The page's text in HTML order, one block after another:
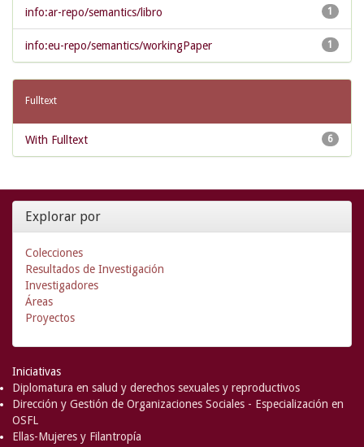
1
info:ar-repo/semantics/libro
1
info:eu-repo/semantics/workingPaper
Fulltext
6
With Fulltext
Explorar por
Colecciones
Resultados de Investigación
Investigadores
Áreas
Proyectos
Iniciativas
Diplomatura en salud y derechos sexuales y reproductivos
Dirección y Gestión de Organizaciones Sociales - Especialización en
OSFL
Ellas-Mujeres y Filantropía